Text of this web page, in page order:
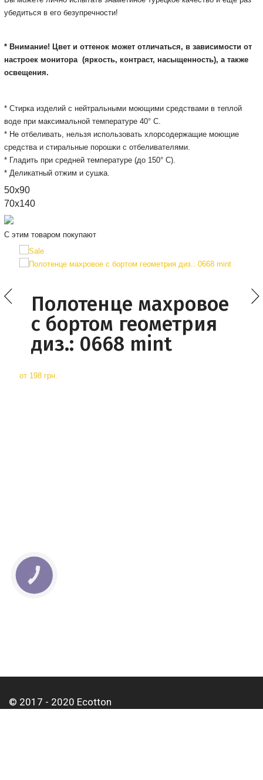
убедиться в его безупречности!
* Внимание! Цвет и оттенок может отличаться, в зависимости от
настроек монитора(яркость, контраст, насыщенность), а также
освещения.
* Стирка изделий с нейтральными моющими средствами в теплой
воде при максимальной температуре 40° С.
* Не отбеливать, нельзя использовать хлорсодержащие моющие
средства и стиральные порошки с отбеливателями.
* Гладить при средней температуре (до 150° С).
* Деликатный отжим и сушка.
50x90
70x140
С этим товаром покупают
Полотенце махровое
с бортом геометрия
диз.: 0668 mint
от 198 грн.
© 2017 - 2020 Ecotton
КНОПКА
СВЯЗИ